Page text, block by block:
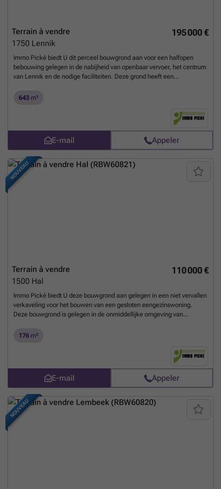
195 000 €
Terrain à vendre
1750 Lennik
Immo Pické biedt U dit perceel bouwgrond aan voor een halfopen
bebouwing gelegen in de nabijheid van openbaar vervoer, het centrum
van Lennik en de nodige faciliteiten. Deze grond heeft een
agrarisch). Bouwvoorschriften: - Eengezinswoning met mogelijkheid
toegelaten + kelder mogelijk - Bouwdiepte: 11,85m² op gelijkvloers en
8,74m op verdieping - Bouwvrije strook: 3m - Bouwhoogte: hellend
dak - dakprofiel van naastliggende woning dient te worden gevolgd -
Carport in bouwvrije strook mogelijk - Bijgebouw mogelijk van
40m²En savoir plus ?
643 m²
E-mail Appeler
NOUVEAU
110 000 €
Terrain à vendre
1500 Hal
Immo Pické biedt U deze bouwgrond aan gelegen in een niet vervallen
verkaveling voor het bouwen van een gesloten eengezinswoning.
Deze bouwgrond is gelegen in de onmiddellijke omgeving van
verbindingswegen. Bijkomende informatie: - Voorgevelbreedte: 6,25m
Achteruitbpiwstrook: gelijk met naastliggende gevels - Tuinhuisje:
max 10m² - Inpandige garageEn savoir plus ?
176 m²
E-mail Appeler
NOUVEAU